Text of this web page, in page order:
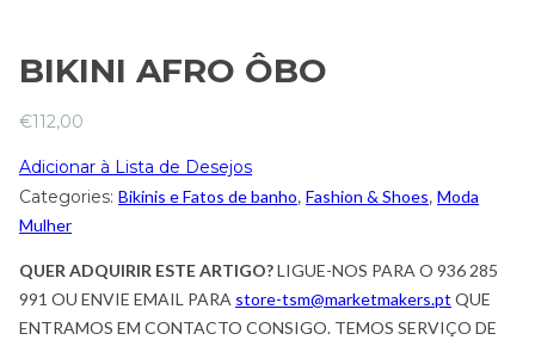
BIKINI AFRO ÔBO
€112,00
Adicionar à Lista de Desejos
Categories: Bikinis e Fatos de banho, Fashion & Shoes, Moda
Mulher
QUER ADQUIRIR ESTE ARTIGO?LIGUE-NOS PARA O 936 285
991 OU ENVIE EMAIL PARA store-tsm@marketmakers.pt QUE
ENTRAMOS EM CONTACTO CONSIGO. TEMOS SERVIÇO DE